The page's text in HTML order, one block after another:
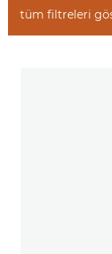
tüm filtreleri